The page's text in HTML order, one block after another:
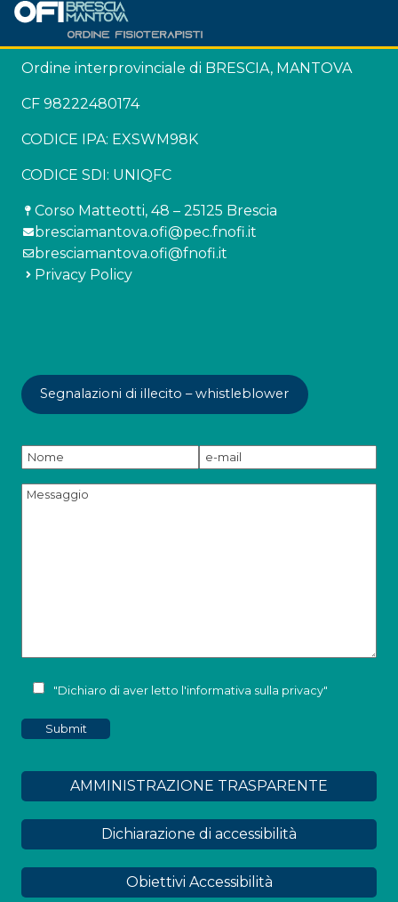
Ordine interprovinciale di BRESCIA, MANTOVA
CF 98222480174
CODICE IPA: EXSWM98K
CODICE SDI: UNIQFC
Corso Matteotti, 48 – 25125 Brescia
bresciamantova.ofi@pec.fnofi.it
bresciamantova.ofi@fnofi.it
Privacy Policy
Segnalazioni di illecito – whistleblower
"Dichiaro di aver letto l'informativa sulla privacy"
AMMINISTRAZIONE TRASPARENTE
Dichiarazione di accessibilità
Obiettivi Accessibilità